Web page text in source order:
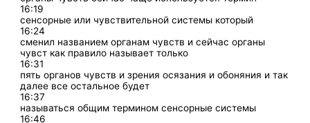
16:19
сенсорные или чувствительной системы который
16:24
сменил названием органам чувств и сейчас органы
чувст как правило называет только
16:31
пять органов чувств и зрения осязания и обоняния и так
далее все остальное будет
16:37
называться общим термином сенсорные системы
16:46